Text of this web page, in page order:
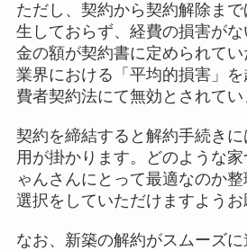
ただし、契約から契約解除ま
生しておらず、経費の損害が
金の額が契約書に定められて
業界における「平均的損害」
費者契約法にて無効とされてい
契約を締結すると解約手続き
用が掛かります。どのような
ゃんさんにとって最適なのか
選択をしていただけますようお
なお、新築の解約がスムーズ